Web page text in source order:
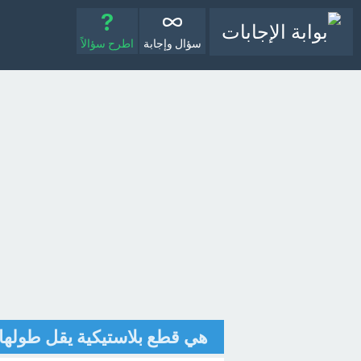
سؤال وإجابة اطرح سؤالاً
هي قطع بلاستيكية يقل طولها عن 5 مم